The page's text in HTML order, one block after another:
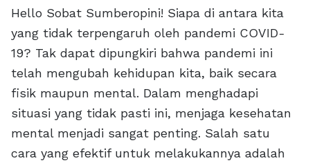
Hello Sobat Sumberopini! Siapa di antara kita
yang tidak terpengaruh oleh pandemi COVID-
19? Tak dapat dipungkiri bahwa pandemi ini
telah mengubah kehidupan kita, baik secara
fisik maupun mental. Dalam menghadapi
situasi yang tidak pasti ini, menjaga kesehatan
mental menjadi sangat penting. Salah satu
cara yang efektif untuk melakukannya adalah